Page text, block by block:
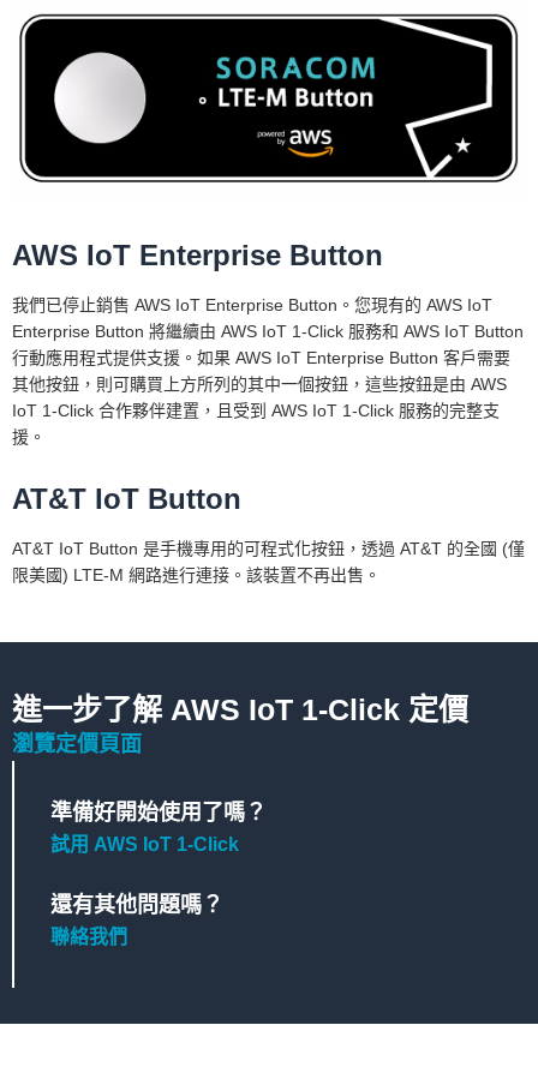
AWS IoT Enterprise Button
我們已停止銷售 AWS IoT Enterprise Button。您現有的 AWS IoT
Enterprise Button 將繼續由 AWS IoT 1-Click 服務和 AWS IoT Button
行動應用程式提供支援。如果 AWS IoT Enterprise Button 客戶需要
其他按鈕，則可購買上方所列的其中一個按鈕，這些按鈕是由 AWS
IoT 1-Click 合作夥伴建置，且受到 AWS IoT 1-Click 服務的完整支
援。
AT&T IoT Button
AT&T IoT Button 是手機專用的可程式化按鈕，透過 AT&T 的全國 (僅
限美國) LTE-M 網路進行連接。該裝置不再出售。
進一步了解 AWS IoT 1-Click 定價
瀏覽定價頁面
準備好開始使用了嗎？
試用 AWS IoT 1-Click
還有其他問題嗎？
聯絡我們